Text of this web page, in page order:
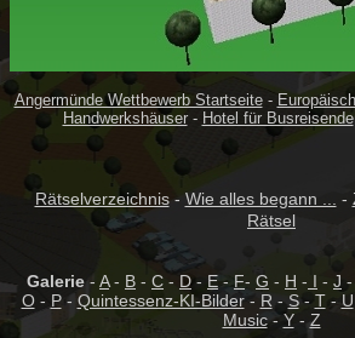
Angermünde Wettbewerb Startseite-
Handwerkshäuser- Hotel für Busreisende
Rätselverzeichnis- Wie alles begann ... -
Rätsel
Galerie - A- B - C - D - E- F- G - H - I - J -
O- P- Quintessenz-KI-Bilder- R - S- T- U
Music-Y-Z